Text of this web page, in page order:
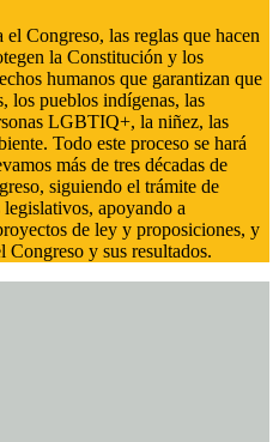
Congreso, las reglas que hacen
la Constitución y los
humanos que garantizan que
los pueblos indígenas, las
LGBTIQ+, la niñez, las
Todo este proceso se hará
más de tres décadas de
siguiendo el trámite de
apoyando a
de ley y proposiciones, y
y sus resultados.